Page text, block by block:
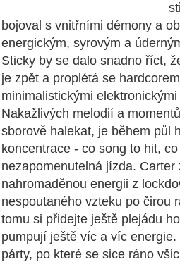
bojoval s vnitřními démony a
energickým, syrovým a
Sticky by se dalo snadno říct,
je zpět a proplétá se
minimalistickými
Nakažlivých melodií a
sborově halekat, je během půl
koncentrace - co song to hit,
nezapomenutelná jízda. Carter
nahromaděnou energii z
nespoutaného vzteku po čirou
tomu si přidejte ještě plejádu
pumpují ještě víc a víc
párty, po které se sice ráno